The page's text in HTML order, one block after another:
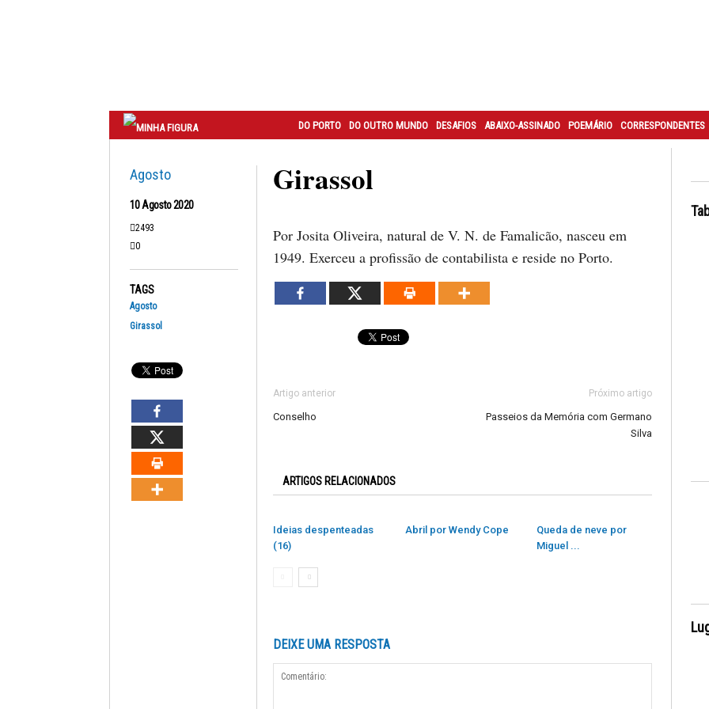
DO PORTO DO OUTRO MUNDO DESAFIOS ABAIXO-ASSINADO POEMÁRIO CORRESPONDENTES
Agosto
10 Agosto 2020
2493
0
TAGS
Agosto
Girassol
Girassol
Por Josita Oliveira, natural de V. N. de Famalicão, nasceu em
1949. Exerceu a profissão de contabilista e reside no Porto.
Artigo anterior
Conselho
Próximo artigo
Passeios da Memória com Germano
Silva
ARTIGOS RELACIONADOS
Ideias despenteadas
(16)
Abril por Wendy Cope
Queda de neve por
Miguel ...
DEIXE UMA RESPOSTA